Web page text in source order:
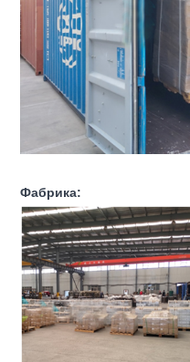
Фабрика: